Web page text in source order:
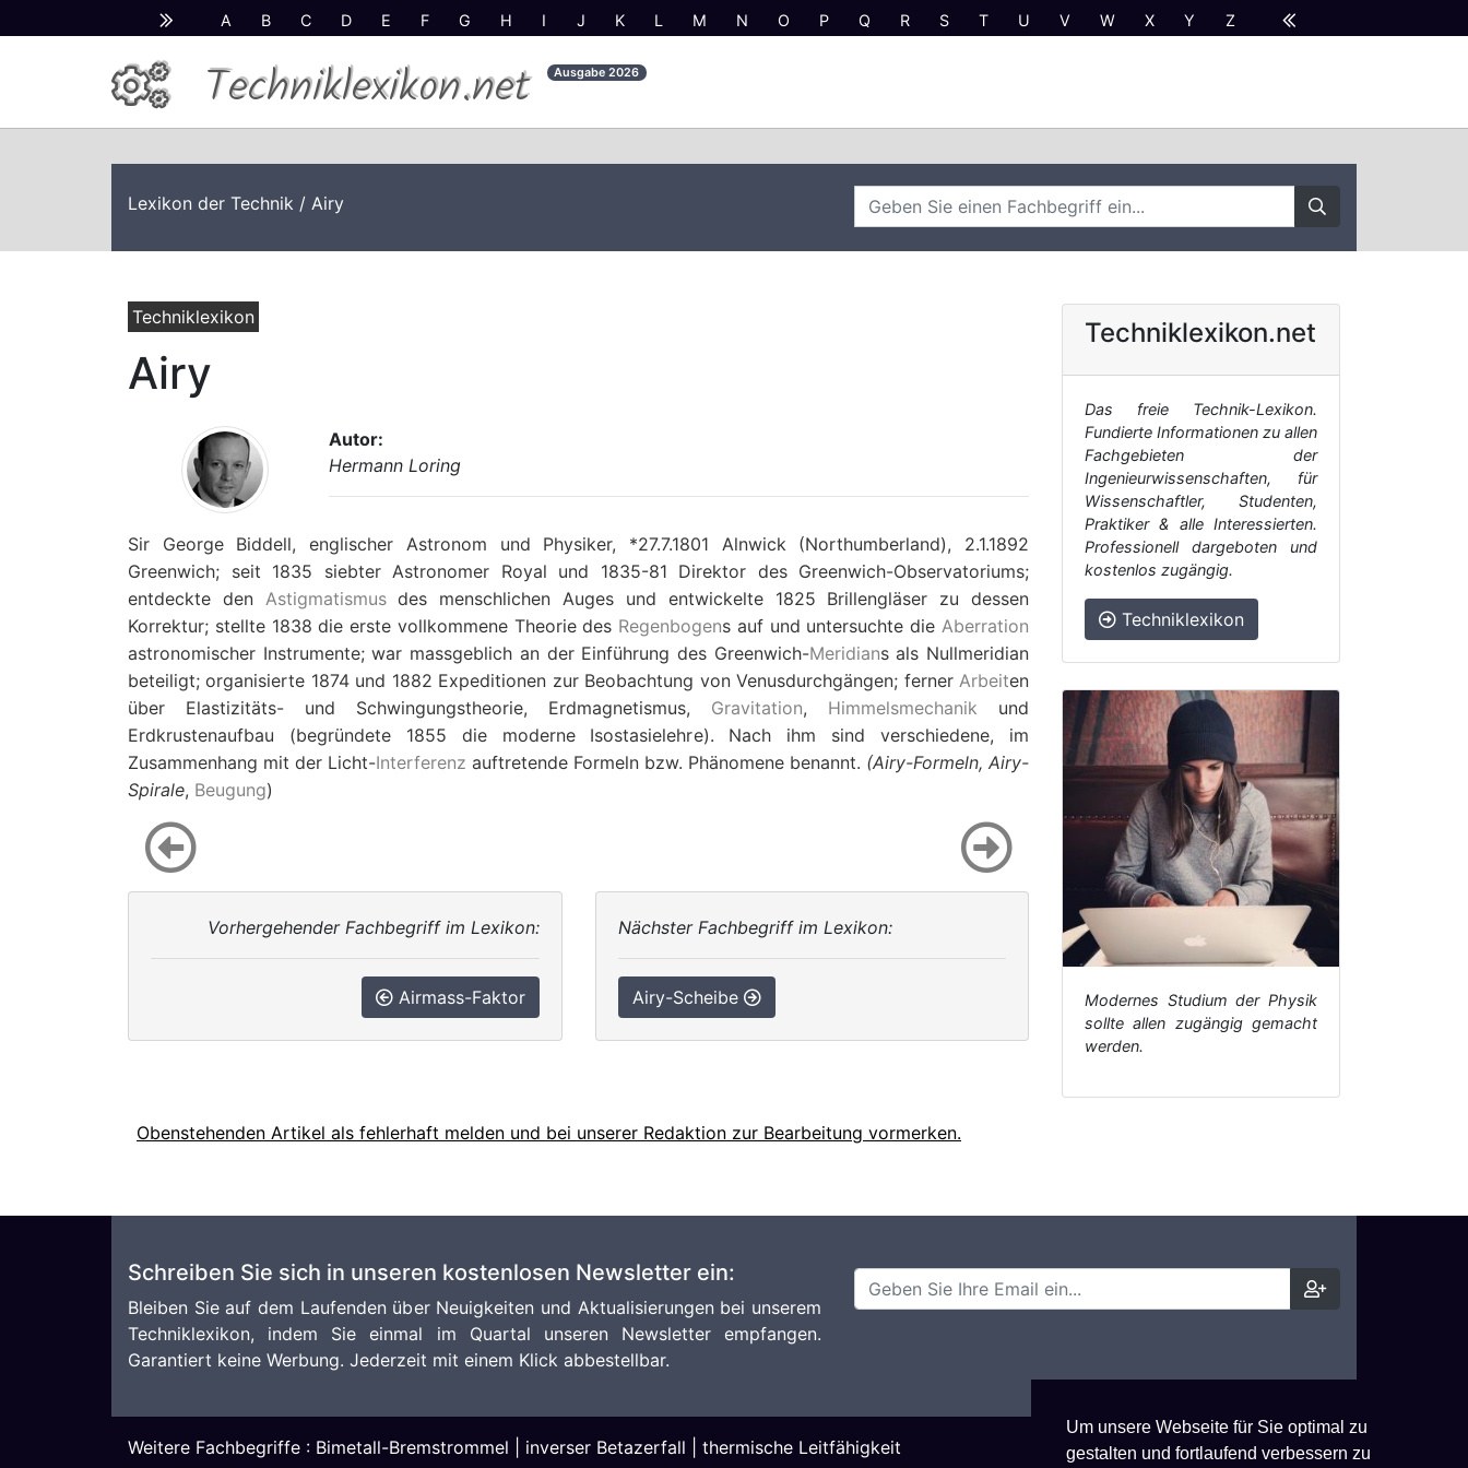
Um unsere Webseite für Sie optimal zu
gestalten und fortlaufend verbessern zu
A B C D E F G H I J K L M N O P Q R S T U V W X Y Z
Techniklexikon.net Ausgabe2026
Lexikon der Technik / Airy
Techniklexikon
Airy
Autor:
Hermann Loring
Sir George Biddell, englischer Astronom und Physiker, *27.7.1801 Alnwick (Northumberland), 2.1.1892
Greenwich; seit 1835 siebter Astronomer Royal und 1835-81 Direktor des Greenwich-Observatoriums;
entdeckte den Astigmatismusdes menschlichen Auges und entwickelte 1825 Brillengläser zu dessen
Korrektur; stellte 1838 die erste vollkommene Theorie des Regenbogens auf und untersuchte dieAberration
astronomischer Instrumente; war massgeblich an der Einführung des Greenwich-Meridians als Nullmeridian
beteiligt; organisierte 1874 und 1882 Expeditionen zur Beobachtung von Venusdurchgängen; ferner Arbeiten
über Elastizitäts- und Schwingungstheorie, Erdmagnetismus, Gravitation, Himmelsmechanik und
Erdkrustenaufbau (begründete 1855 die moderne Isostasielehre). Nach ihm sind verschiedene, im
Zusammenhang mit der Licht-Interferenz auftretende Formeln bzw. Phänomene benannt. (Airy-Formeln, Airy-
Spirale, Beugung)
Vorhergehender Fachbegriff im Lexikon:
Airmass-Faktor
Nächster Fachbegriff im Lexikon:
Airy-Scheibe
Obenstehenden Artikel als fehlerhaft melden und bei unserer Redaktion zur Bearbeitung vormerken.
Techniklexikon.net
Das freie Technik-Lexikon.
Fundierte Informationen zu allen
Fachgebieten der
Ingenieurwissenschaften, für
Wissenschaftler, Studenten,
Praktiker & alle Interessierten.
Professionell dargeboten und
kostenlos zugängig.
Techniklexikon
Modernes Studium der Physik
sollte allen zugängig gemacht
werden.
Schreiben Sie sich in unseren kostenlosen Newsletter ein:
Bleiben Sie auf dem Laufenden über Neuigkeiten und Aktualisierungen bei unserem
Techniklexikon, indem Sie einmal im Quartal unseren Newsletter empfangen.
Garantiert keine Werbung. Jederzeit mit einem Klick abbestellbar.
Weitere Fachbegriffe : Bimetall-Bremstrommel inverser Betazerfall thermische Leitfähigkeit